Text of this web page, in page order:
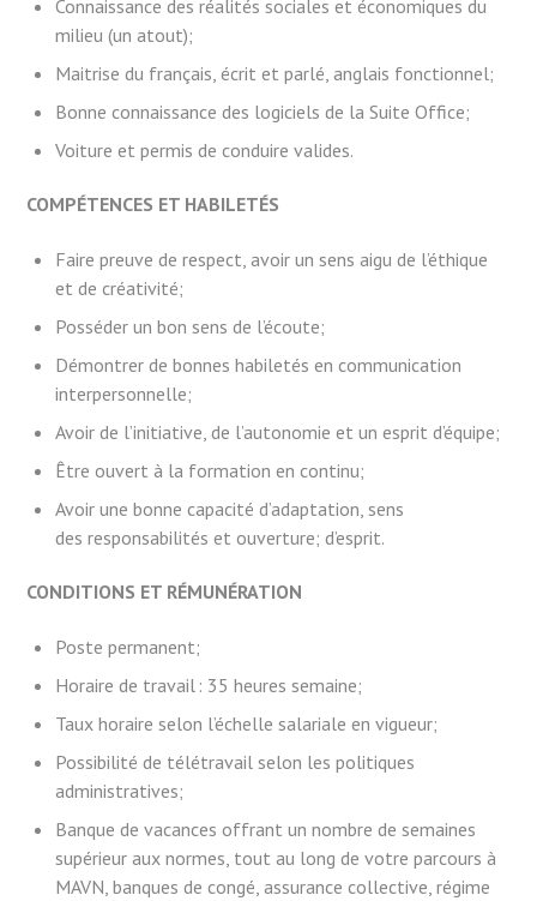
Connaissance des réalités sociales et économiques du
milieu (un atout);
Maitrise du français, écrit et parlé, anglais fonctionnel;
Bonne connaissance des logiciels de la Suite Office;
Voiture et permis de conduire valides.
COMPÉTENCES ET HABILETÉS
Faire preuve de respect, avoir un sens aigu de l’éthique
et de créativité;
Posséder un bon sens de l’écoute;
Démontrer de bonnes habiletés en communication
interpersonnelle;
Avoir de l’initiative, de l’autonomie et un esprit d’équipe;
Être ouvert à la formation en continu;
Avoir une bonne capacité d’adaptation, sens
des responsabilités et ouverture; d’esprit.
CONDITIONS ET RÉMUNÉRATION
Poste permanent;
Horaire de travail : 35 heures semaine;
Taux horaire selon l’échelle salariale en vigueur;
Possibilité de télétravail selon les politiques
administratives;
Banque de vacances offrant un nombre de semaines
supérieur aux normes, tout au long de votre parcours à
MAVN, banques de congé, assurance collective, régime